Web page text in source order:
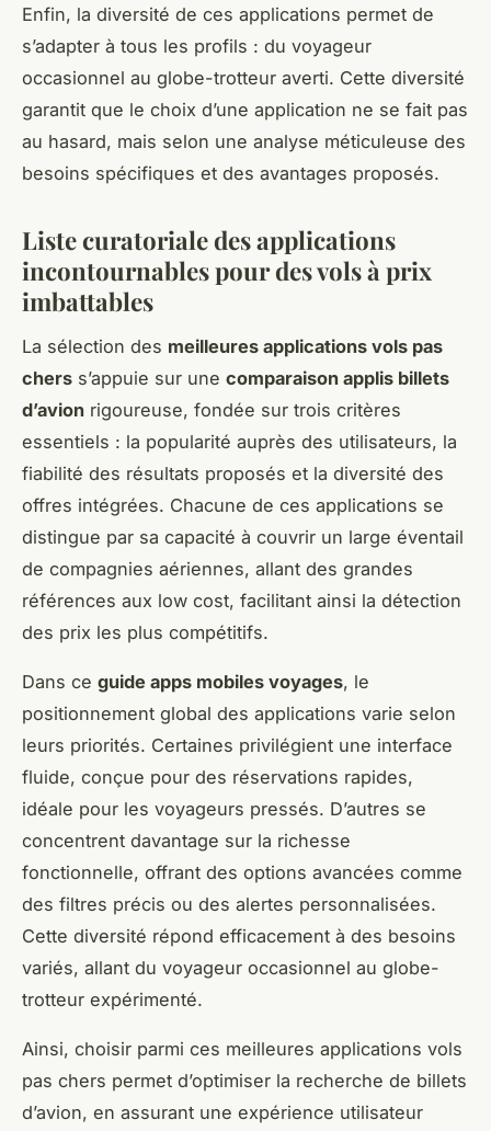
Enfin, la diversité de ces applications permet de
s’adapter à tous les profils : du voyageur
occasionnel au globe-trotteur averti. Cette diversité
garantit que le choix d’une application ne se fait pas
au hasard, mais selon une analyse méticuleuse des
besoins spécifiques et des avantages proposés.
Liste curatoriale des applications
incontournables pour des vols à prix
imbattables
La sélection des meilleures applications vols pas
chers s’appuie sur une comparaison applis billets
d’avion rigoureuse, fondée sur trois critères
essentiels : la popularité auprès des utilisateurs, la
fiabilité des résultats proposés et la diversité des
offres intégrées. Chacune de ces applications se
distingue par sa capacité à couvrir un large éventail
de compagnies aériennes, allant des grandes
références aux low cost, facilitant ainsi la détection
des prix les plus compétitifs.
Dans ce guide apps mobiles voyages, le
positionnement global des applications varie selon
leurs priorités. Certaines privilégient une interface
fluide, conçue pour des réservations rapides,
idéale pour les voyageurs pressés. D’autres se
concentrent davantage sur la richesse
fonctionnelle, offrant des options avancées comme
des filtres précis ou des alertes personnalisées.
Cette diversité répond efficacement à des besoins
variés, allant du voyageur occasionnel au globe-
trotteur expérimenté.
Ainsi, choisir parmi ces meilleures applications vols
pas chers permet d’optimiser la recherche de billets
d’avion, en assurant une expérience utilisateur